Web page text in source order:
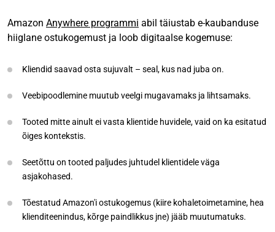
Amazon Anywhere programmi abil täiustab e-kaubanduse
hiiglane ostukogemust ja loob digitaalse kogemuse:
Kliendid saavad osta sujuvalt – seal, kus nad juba on.
Veebipoodlemine muutub veelgi mugavamaks ja lihtsamaks.
Tooted mitte ainult ei vasta klientide huvidele, vaid on ka esitatud
õiges kontekstis.
Seetõttu on tooted paljudes juhtudel klientidele väga
asjakohased.
Tõestatud Amazon'i ostukogemus (kiire kohaletoimetamine, hea
klienditeenindus, kõrge paindlikkus jne) jääb muutumatuks.